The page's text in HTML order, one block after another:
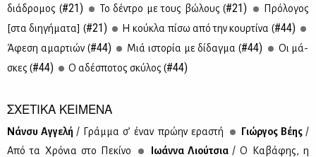
διά­δρο­μος (#21) Το δέ­ντρο με τους βώ­λους (#21)
Πρό­λο­γος
[στα δι­η­γή­μα­τα] (#21) Η κού­κλα πί­σω από την κουρ­τί­να (#44)
Άφε­ση αμαρ­τιών (#44) Μιά ιστο­ρία με δί­δαγ­μα (#44)
Oι μά­
σκες (#44) Ο αδέ­σπο­τος σκύ­λος (#44)
ΣΧΕΤΙΚΑ ΚΕΙΜΕΝΑ
Νάν­συ Αγ­γε­λή / Γράμ­μα σ’ έναν πρώ­ην ερα­στή Γιώρ­γος Βέ­ης /
Από τα Χρό­νια στο Πε­κί­νο
Ιω­άν­να Λιού­τσια / Ο Κα­βά­φης, η